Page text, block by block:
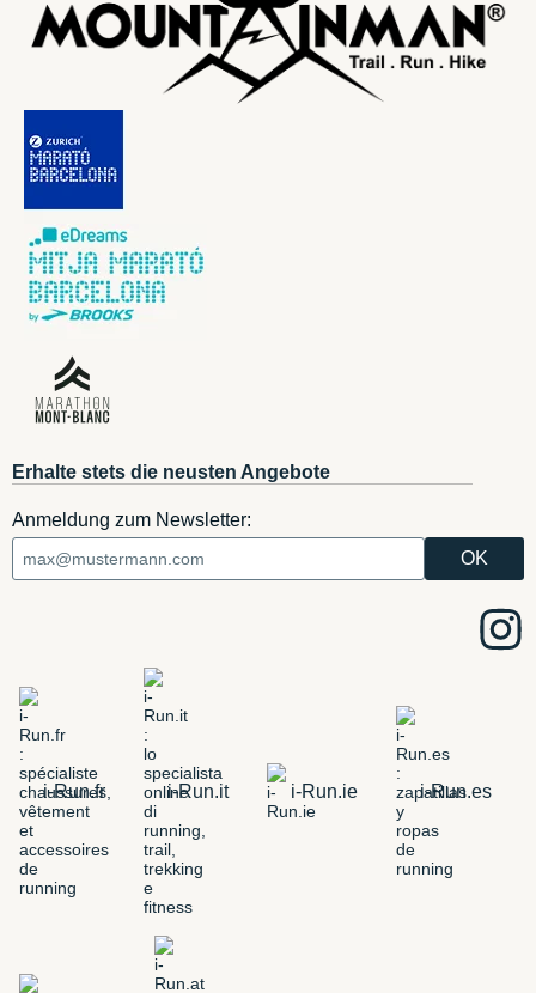
Erhalte stets die neusten Angebote
Anmeldung zum Newsletter:
i-Run.fr i-Run.it i-Run.ie i-Run.es